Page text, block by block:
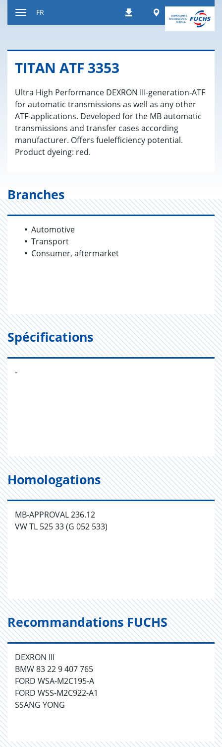
Téléchargements
Worldwide
FR
TITAN ATF 3353
Ultra High Performance DEXRON III-generation-ATF
for automatic transmissions as well as any other
ATF-applications. Developed for the MB automatic
transmissions and transfer cases according
manufacturer. Offers fuelefficiency potential.
Product dyeing: red.
Branches
Automotive
Transport
Consumer, aftermarket
Spécifications
-
Homologations
MB-APPROVAL 236.12
VW TL 525 33 (G 052 533)
Recommandations FUCHS
DEXRON III
BMW 83 22 9 407 765
FORD WSA-M2C195-A
FORD WSS-M2C922-A1
SSANG YONG